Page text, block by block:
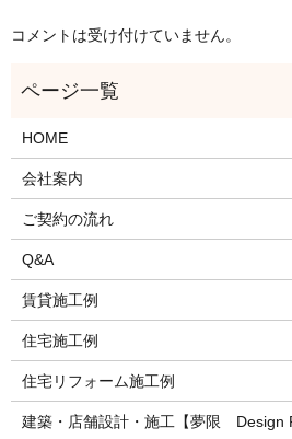
コメントは受け付けていません。
HOME
会社案内
ご契約の流れ
Q&A
賃貸施工例
住宅施工例
住宅リフォーム施工例
建築・店舗設計・施工【夢限 Design